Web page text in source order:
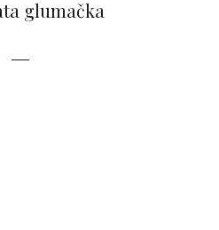
glumačka